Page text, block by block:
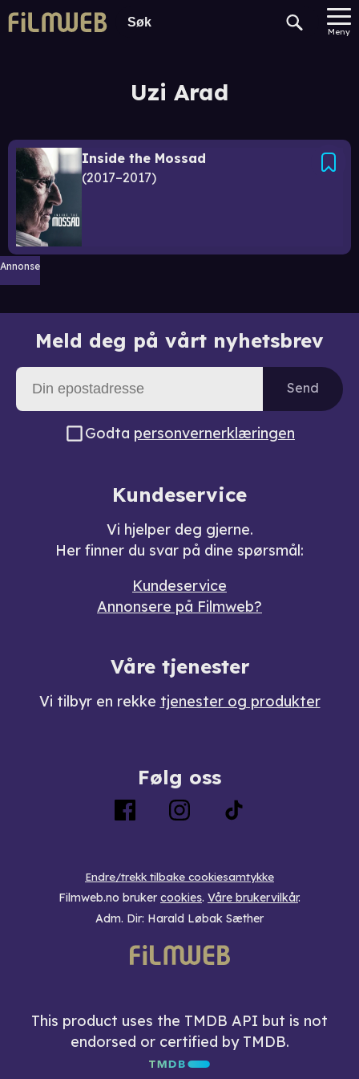
Meny
Uzi Arad
Inside the Mossad
2017–2017
Annonse
Meld deg på vårt nyhetsbrev
Send
Godta personvernerklæringen
Kundeservice
Vi hjelper deg gjerne.
Her finner du svar på dine spørsmål:
Kundeservice
Annonsere på Filmweb?
Våre tjenester
Vi tilbyr en rekke tjenester og produkter
Følg oss
Endre/trekk tilbake cookiesamtykke
Filmweb.no bruker cookies. Våre brukervilkår.
Adm. Dir: Harald Løbak Sæther
This product uses the TMDB API but is not
endorsed or certified by TMDB.